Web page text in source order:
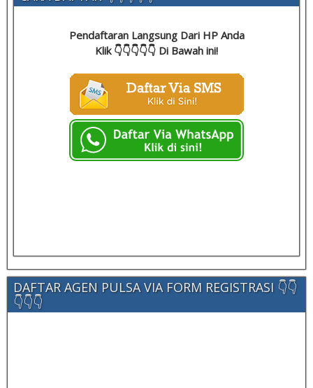
Pendaftaran Langsung Dari HP Anda
Klik 👇👇👇👇👇 Di Bawah ini!
DAFTAR AGEN PULSA VIA FORM REGISTRASI 👇👇
👇👇👇